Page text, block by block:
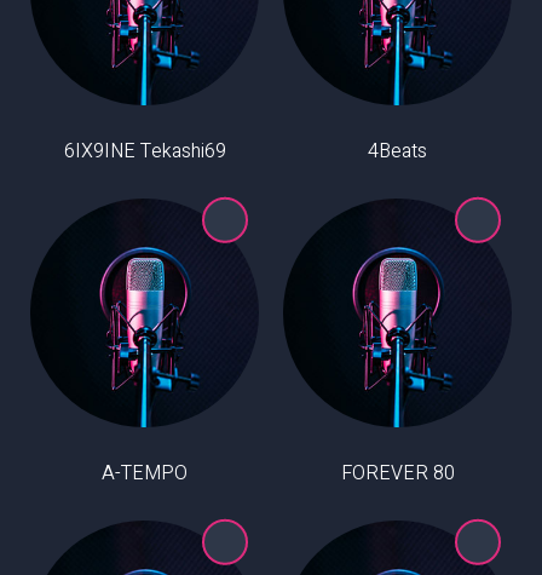
4Beats
6IX9INE Tekashi69
80 FOREVER
A-TEMPO